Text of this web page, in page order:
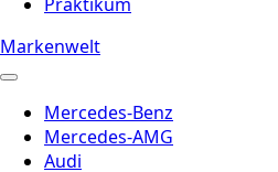
Markenwelt
Mercedes-Benz
Mercedes-AMG
Audi